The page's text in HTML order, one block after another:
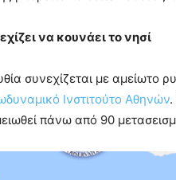
να κουνάει το νησί
συνεχίζεται με αμείωτο
Ινστιτούτο Αθηνών
πάνω από 90